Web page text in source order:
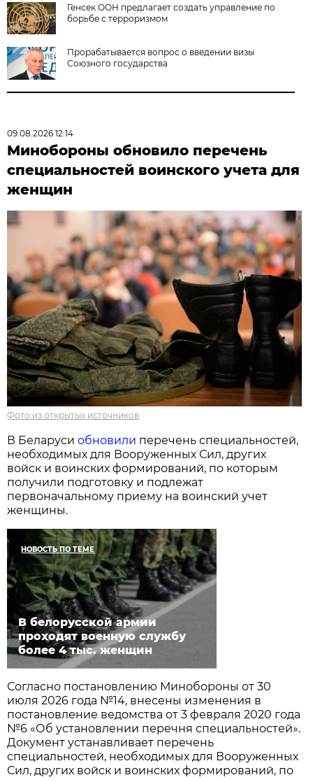
Генсек ООН предлагает создать управление по
борьбе с терроризмом
Прорабатывается вопрос о введении визы
Союзного государства
09.08.2026 12:14
Минобороны обновило перечень
специальностей воинского учета для
женщин
Фото из открытых источников
В Беларусиобновили перечень специальностей,
необходимых для Вооруженных Сил, других
войск и воинских формирований, по которым
получили подготовку и подлежат
первоначальному приему на воинский учет
женщины.
НОВОСТЬ ПО ТЕМЕ
В белорусской армии
проходят военную службу
более 4 тыс. женщин
Согласно постановлению Минобороны от 30
июля 2026 года №14, внесены изменения в
постановление ведомства от 3 февраля 2020 года
№6 «Об установлении перечня специальностей».
Документ устанавливает перечень
специальностей, необходимых для Вооруженных
Сил, других войск и воинских формирований, по